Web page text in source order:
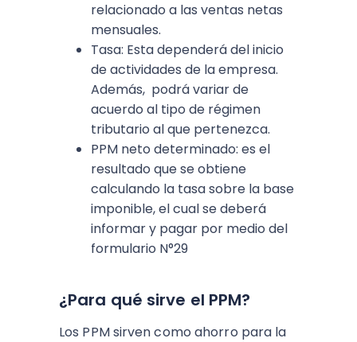
relacionado a las ventas netas
mensuales.
Tasa: Esta dependerá del inicio
de actividades de la empresa.
Además, podrá variar de
acuerdo al tipo de régimen
tributario al que pertenezca.
PPM neto determinado: es el
resultado que se obtiene
calculando la tasa sobre la base
imponible, el cual se deberá
informar y pagar por medio del
formulario N°29
¿Para qué sirve el PPM?
Los PPM sirven como ahorro para la